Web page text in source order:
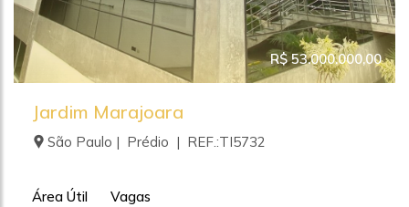
R$ 53.000.000,00
Jardim Marajoara
São Paulo | Prédio | REF.:TI5732
Área Útil
Vagas